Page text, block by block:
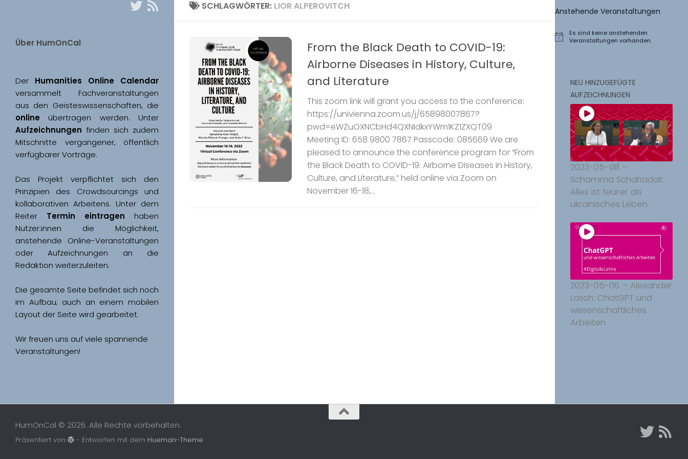
SCHLAGWÖRTER: LIOR ALPEROVITCH
From the Black Death to COVID-19:
Airborne Diseases in History, Culture,
and Literature
This zoom link will grant you access to the conference:
https://univienna.zoom.us/j/65898007867?
pwd=eWZuOXNCbHd4QXNIdkxYWm1KZ1ZXQT09
Meeting ID: 658 9800 7867 Passcode: 085669 We are
pleased to announce the conference program for “From
the Black Death to COVID-19: Airborne Diseases in History,
Culture, and Literature,” held online via Zoom on
November 16-18,...
Über HumOnCal
Der
versammelt Fachveranstaltungen
online
Aufzeichnungen finden sich zudem
Mitschnitte vergangener, öffentlich
Das Projekt verpflichtet sich den
Prinzipien des Crowdsourcings und
kollaborativen Arbeitens. Unter dem
Reiter Termin eintragen haben
Nutzer:innen die Möglichkeit,
anstehende Online-Veranstaltungen
oder Aufzeichnungen an die
Redaktion weiterzuleiten.
Die gesamte Seite befindet sich noch
im Aufbau; auch an einem mobilen
Wir freuen uns auf viele spannende
Veranstaltungen!
Anstehende Veranstaltungen
Hinweis
Es sind keine anstehenden
Veranstaltungen vorhanden.
NEU HINZUGEFÜGTE
AUFZEICHNUNGEN
2023-05-08 –
Schamma Schahadat:
Alles ist teurer als
ukrainisches Leben
2023-05-06 – Alexander
Lasch: ChatGPT und
wissenschaftliches
Arbeiten
HumOnCal © 2026. Alle Rechte vorbehalten.
Präsentiert von - Entworfen mit dem Hueman-Theme